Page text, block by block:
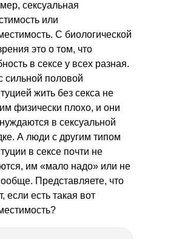
сексуальная
или
С биологической
это о том, что
в сексе у всех разная.
сильной половой
жить без секса не
им физически плохо, и они
в сексуальной
А люди с другим типом
в сексе почти не
им «мало надо» или не
Представляете, что
если есть такая вот